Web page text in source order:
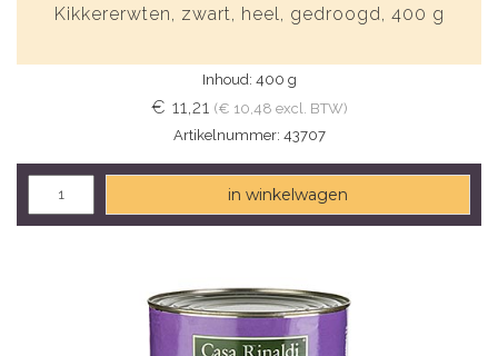
Kikkererwten, zwart, heel, gedroogd, 400 g
Inhoud: 400 g
€ 11,21 (€ 10,48 excl. BTW)
Artikelnummer: 43707
in winkelwagen